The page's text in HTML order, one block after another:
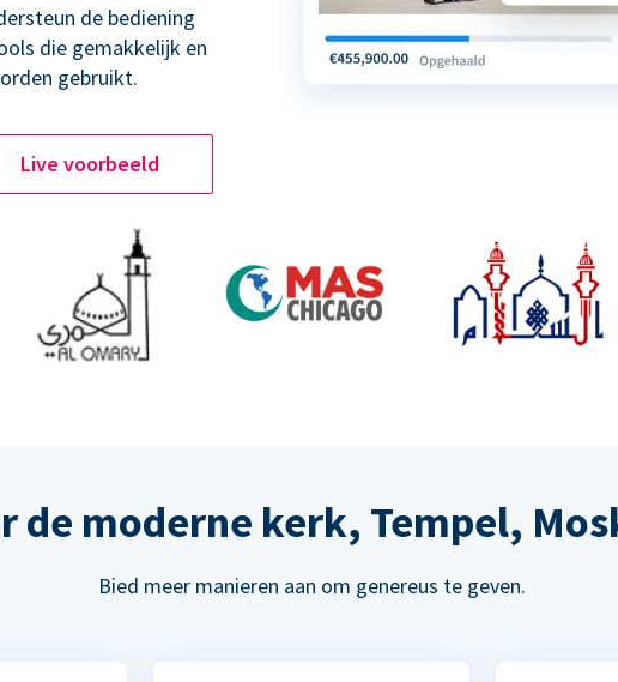
de bediening
die gemakkelijk en
gebruikt.
Live voorbeeld
de moderne kerk, Tempel,
Bied meer manieren aan om genereus te geven.